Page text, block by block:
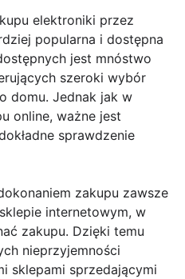
elektroniki przez
popularna i dostępna
jest mnóstwo
szeroki wybór
domu. Jednak jak w
online, ważne jest
sprawdzenie
zakupu zawsze
internetowym, w
zakupu. Dzięki temu
nieprzyjemności
sklepami sprzedającymi